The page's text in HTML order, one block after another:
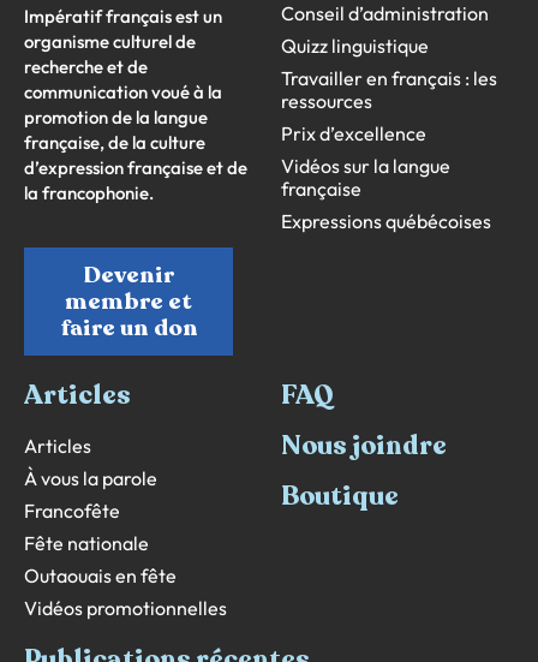
Impératif français est un
organisme culturel de
recherche et de
communication voué à la
promotion de la langue
française, de la culture
d’expression française et de
la francophonie.
Devenir
membre et
faire un don
Conseil d’administration
Quizz linguistique
Travailler en français : les
ressources
Prix d’excellence
Vidéos sur la langue
française
Expressions québécoises
Articles
Articles
À vous la parole
Francofête
Fête nationale
Outaouais en fête
Vidéos promotionnelles
FAQ
Nous joindre
Boutique